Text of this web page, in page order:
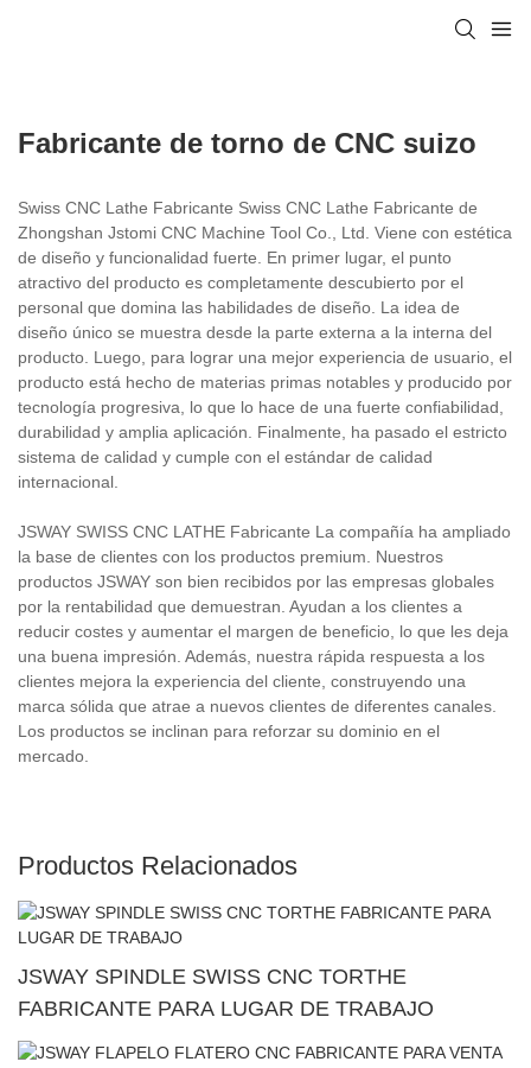
Fabricante de torno de CNC suizo
Swiss CNC Lathe Fabricante Swiss CNC Lathe Fabricante de
Zhongshan Jstomi CNC Machine Tool Co., Ltd. Viene con estética
de diseño y funcionalidad fuerte. En primer lugar, el punto
atractivo del producto es completamente descubierto por el
personal que domina las habilidades de diseño. La idea de
diseño único se muestra desde la parte externa a la interna del
producto. Luego, para lograr una mejor experiencia de usuario, el
producto está hecho de materias primas notables y producido por
tecnología progresiva, lo que lo hace de una fuerte confiabilidad,
durabilidad y amplia aplicación. Finalmente, ha pasado el estricto
sistema de calidad y cumple con el estándar de calidad
internacional.
JSWAY SWISS CNC LATHE Fabricante La compañía ha ampliado
la base de clientes con los productos premium. Nuestros
productos JSWAY son bien recibidos por las empresas globales
por la rentabilidad que demuestran. Ayudan a los clientes a
reducir costes y aumentar el margen de beneficio, lo que les deja
una buena impresión. Además, nuestra rápida respuesta a los
clientes mejora la experiencia del cliente, construyendo una
marca sólida que atrae a nuevos clientes de diferentes canales.
Los productos se inclinan para reforzar su dominio en el
mercado.
Productos Relacionados
JSWAY SPINDLE SWISS CNC TORTHE
FABRICANTE PARA LUGAR DE TRABAJO